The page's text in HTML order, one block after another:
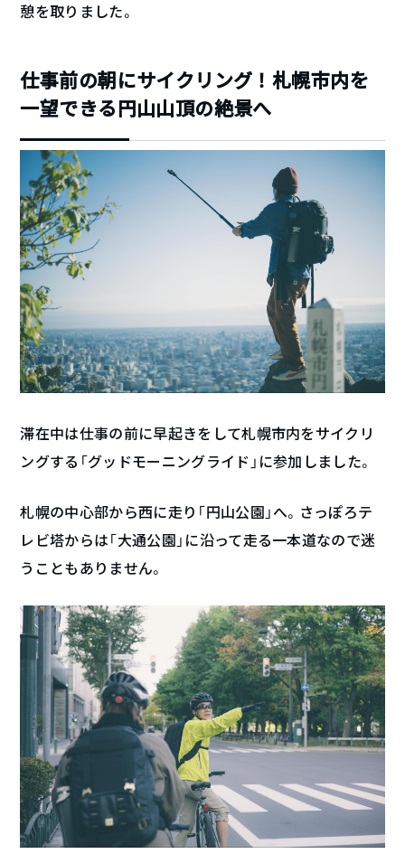
憩を取りました。
仕事前の朝にサイクリング！札幌市内を
一望できる円山山頂の絶景へ
滞在中は仕事の前に早起きをして札幌市内をサイクリ
ングする「グッドモーニングライド」に参加しました。
札幌の中心部から西に走り「円山公園」へ。さっぽろテ
レビ塔からは「大通公園」に沿って走る一本道なので迷
うこともありません。